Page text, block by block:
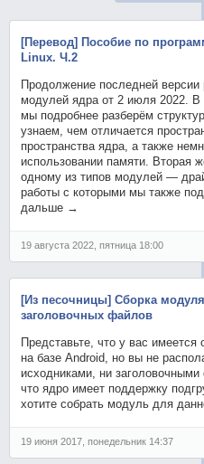
[Перевод] Пособие по
Linux. Ч.2
Продолжение последней версии
модулей ядра от 2 июля 2022. В
мы подробнее разберём
узнаем, чем отличается
пространства ядра, а также
использовании памяти. Вторая
одному из типов модулей —
работы с которыми мы также
дальше →
19 августа 2022, пятница 18:00
[Из песочницы] Сборка
заголовочных файлов
Представьте, что у вас
на базе Android, но вы не
исходниками, ни
что ядро имеет поддержку
хотите собрать модуль для
19 июня 2017, понедельник 14:37